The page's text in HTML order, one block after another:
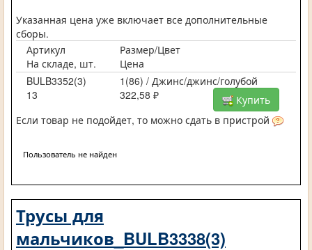
Указанная цена уже включает все дополнительные
сборы.
Артикул
Размер/Цвет
На складе, шт.
Цена
BULB3352(3)
1(86) / Джинс/джинс/голубой
13
322,58 ₽
Купить
Если товар не подойдет, то можно сдать в пристрой
Пользователь не найден
Трусы для
мальчиков_BULB3338(3)